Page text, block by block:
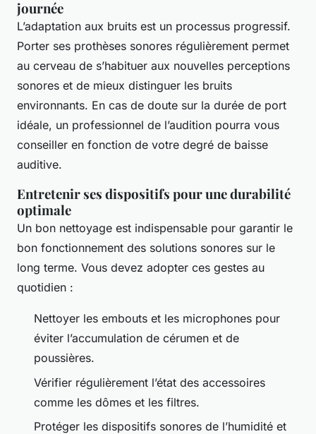
journée
L’adaptation aux bruits est un processus progressif.
Porter ses prothèses sonores régulièrement permet
au cerveau de s’habituer aux nouvelles perceptions
sonores et de mieux distinguer les bruits
environnants. En cas de doute sur la durée de port
idéale, un professionnel de l’audition pourra vous
conseiller en fonction de votre degré de baisse
auditive.
Entretenir ses dispositifs pour une durabilité
optimale
Un bon nettoyage est indispensable pour garantir le
bon fonctionnement des solutions sonores sur le
long terme. Vous devez adopter ces gestes au
quotidien :
Nettoyer les embouts et les microphones pour
éviter l’accumulation de cérumen et de
poussières.
Vérifier régulièrement l’état des accessoires
comme les dômes et les filtres.
Protéger les dispositifs sonores de l’humidité et